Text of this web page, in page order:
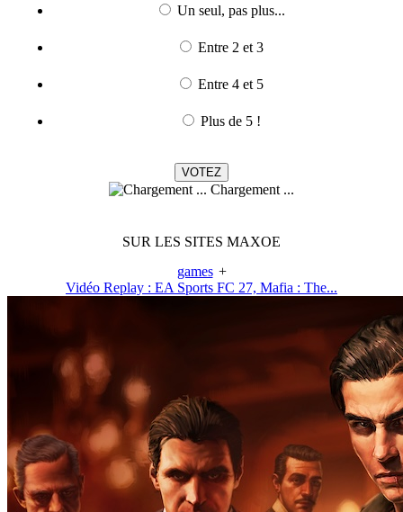
Un seul, pas plus...
Entre 2 et 3
Entre 4 et 5
Plus de 5 !
Chargement ...
SUR LES SITES MAXOE
games +
Vidéo Replay : EA Sports FC 27, Mafia : The...